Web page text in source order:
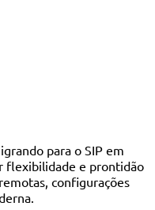
para o SIP em
flexibilidade e prontidão
configurações